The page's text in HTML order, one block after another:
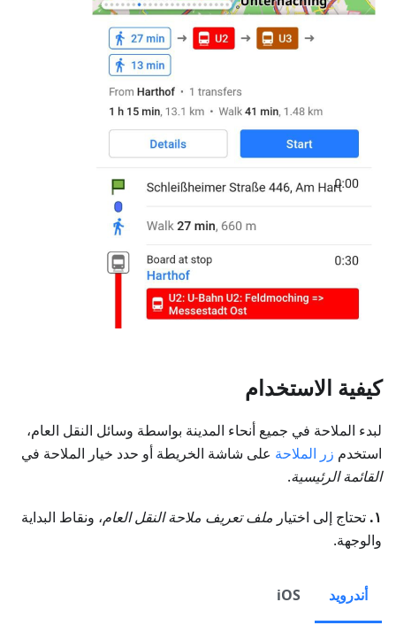
كيفية الاستخدام
لبدء الملاحة في جميع أنحاء المدينة بواسطة وسائل النقل العام،
استخدم زر الملاحة على شاشة الخريطة أو حدد خيار الملاحة في
القائمة الرئيسية.
١. تحتاج إلى اختيار ملف تعريف ملاحة النقل العام، ونقاط البداية
والوجهة.
أندرويد iOS